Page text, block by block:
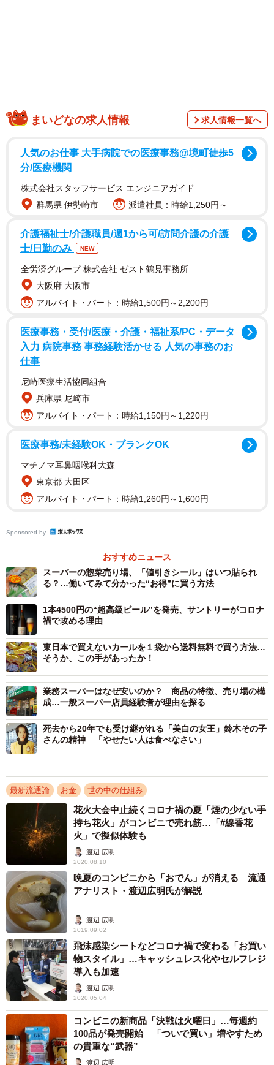
第3のビールは、メーカーが国の規制をうまく研究し企業
努力による商品開発で、家庭で気軽に飲めるビール系カテ
ゴリーを確立し庶民の味方でしたが、残念ながらビール系
の税金は今後、2026年10月までに段階的に54.25円へ一本
メーカーにとっては、平時では売上は、ビールが業務用
5〜6割・家庭用は4割。第3のビール・発泡酒も含むビール
系全般では業務用2割・家庭用8割という構成でしたが、コ
ロナ禍で家庭用の売上が伸びているため、税改正後も店頭
でのキャンペーンなど売上争奪戦はさらに加熱していきそ
また、お酒で最も大切な「酔いたいニーズ」でもビール
類はアルコール度数が5%前後であるのに対して、アルコー
ル度数9%の高濃度チューハイが、発泡酒に近い価格で買え
のネガティブは続いています。
また、「とりあえずビール」の文化も終わりを迎えつつ
あり、健康を考え、あえてお酒を飲まない「ソーバーキュ
リアス」という言葉が定義されたりと、20代の若者は1週間
でほとんど酒を飲まないのが半数近くになっていて、酒類
全体もマイナスな変化が起きています。
そんな中でも、キリンは10月6日に国内初の糖質ゼロビー
ル「キリン一番搾り糖質ゼロ」を発売し健康志向の顧客を
取り込みを狙っています。酒類メーカーは難しい局面です
が、税収や酒に対する嗜好の変化に合わせて商品開発の企
業努力が続けられると考えられ、国内では多様性のある酒
文化が進み、さらなる顧客メリットが生まれて行く事に期
まいどなの求人情報 求人情報一覧へ
人気のお仕事 大手病院での医療事務@境町徒歩5
分/医療機関
株式会社スタッフサービス エンジニアガイド
群馬県 伊勢崎市
派遣社員：時給1,250円～
介護福祉士/介護職員/週1から可/訪問介護の介護
士/日勤のみ
NEW
全労済グループ 株式会社 ゼスト鶴見事務所
大阪府 大阪市
アルバイト・パート：時給1,500円～2,200円
医療事務・受付/医療・介護・福祉系/PC・データ
入力 病院事務 事務経験活かせる 人気の事務のお
仕事
尼崎医療生活協同組合
兵庫県 尼崎市
アルバイト・パート：時給1,150円～1,220円
医療事務/未経験OK・ブランクOK
マチノマ耳鼻咽喉科大森
東京都 大田区
アルバイト・パート：時給1,260円～1,600円
Sponsored by
おすすめニュース
スーパーの惣菜売り場、「値引きシール」はいつ貼られ
る？…働いてみて分かった“お得”に買う方法
1本4500円の“超高級ビール”を発売、サントリーがコロナ
禍で攻める理由
東日本で買えないカールを１袋から送料無料で買う方法…
そうか、この手があったか！
業務スーパーはなぜ安いのか？ 商品の特徴、売り場の構
成…一般スーパー店員経験者が理由を探る
死去から20年でも受け継がれる「美白の女王」鈴木その子
さんの精神 「やせたい人は食べなさい」
最新流通論 お金 世の中の仕組み
花火大会中止続くコロナ禍の夏「煙の少ない手
持ち花火」がコンビニで売れ筋…「#線香花
火」で擬似体験も
渡辺 広明
2020.08.10
晩夏のコンビニから「おでん」が消える 流通
アナリスト・渡辺広明氏が解説
渡辺 広明
2019.09.02
飛沫感染シートなどコロナ禍で変わる「お買い
物スタイル」…キャッシュレス化やセルフレジ
導入も加速
渡辺 広明
2020.05.04
コンビニの新商品「決戦は火曜日」…毎週約
100品が発売開始 「ついで買い」増やすため
の貴重な“武器”
渡辺 広明